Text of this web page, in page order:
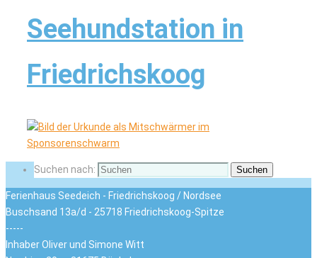
Seehundstation in
Friedrichskoog
Suchen nach: Suchen
Ferienhaus Seedeich - Friedrichskoog / Nordsee
Buschsand 13a/d - 25718 Friedrichskoog-Spitze
-----
Inhaber Oliver und Simone Witt